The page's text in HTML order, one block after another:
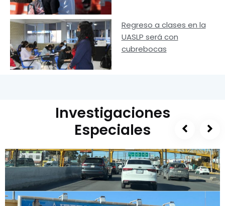
Regreso a clases en la
UASLP será con
cubrebocas
Investigaciones
Especiales